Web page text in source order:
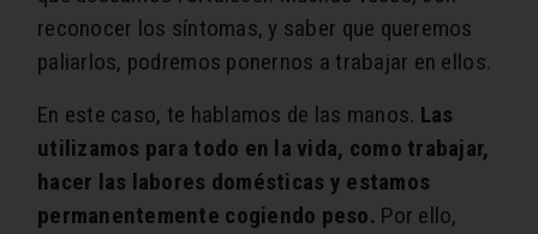
reconocer los síntomas, y saber que queremos
paliarlos, podremos ponernos a trabajar en ellos.
En este caso, te hablamos de las manos. Las
utilizamos para todo en la vida, como trabajar,
hacer las labores domésticas y estamos
permanentemente cogiendo peso. Por ello,